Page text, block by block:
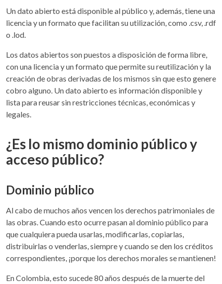
Un dato abierto está disponible al público y, además, tiene una
licencia y un formato que facilitan su utilización, como .csv, .rdf
o .lod.
Los datos abiertos son puestos a disposición de forma libre,
con una licencia y un formato que permite su reutilización y la
creación de obras derivadas de los mismos sin que esto genere
cobro alguno. Un dato abierto es información disponible y
lista para reusar sin restricciones técnicas, económicas y
legales.
¿Es lo mismo dominio público y
acceso público?
Dominio público
Al cabo de muchos años vencen los derechos patrimoniales de
las obras. Cuando esto ocurre pasan al dominio público para
que cualquiera pueda usarlas, modificarlas, copiarlas,
distribuirlas o venderlas, siempre y cuando se den los créditos
correspondientes, ¡porque los derechos morales se mantienen!
En Colombia, esto sucede 80 años después de la muerte del